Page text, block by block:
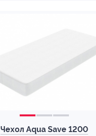
Чехол Aqua Save 1200